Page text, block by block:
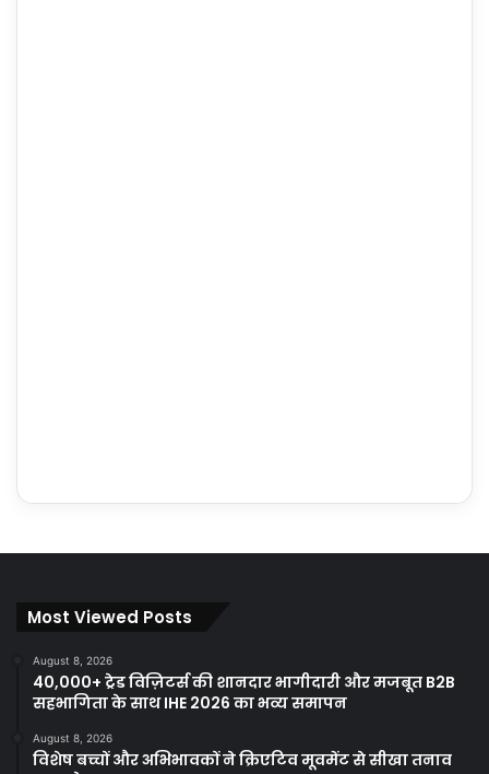
Most Viewed Posts
August 8, 2026
40,000+ ट्रेड विज़िटर्स की शानदार भागीदारी और मजबूत B2B
सहभागिता के साथ IHE 2026 का भव्य समापन
August 8, 2026
विशेष बच्चों और अभिभावकों ने क्रिएटिव मूवमेंट से सीखा तनाव